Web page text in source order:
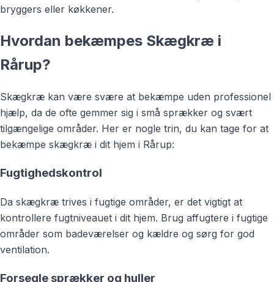
bryggers eller køkkener.
Hvordan bekæmpes Skægkræ i
Rårup?
Skægkræ kan være svære at bekæmpe uden professionel
hjælp, da de ofte gemmer sig i små sprækker og svært
tilgængelige områder. Her er nogle trin, du kan tage for at
bekæmpe skægkræ i dit hjem i Rårup:
Fugtighedskontrol
Da skægkræ trives i fugtige områder, er det vigtigt at
kontrollere fugtniveauet i dit hjem. Brug affugtere i fugtige
områder som badeværelser og kældre og sørg for god
ventilation.
Forsegle sprækker og huller